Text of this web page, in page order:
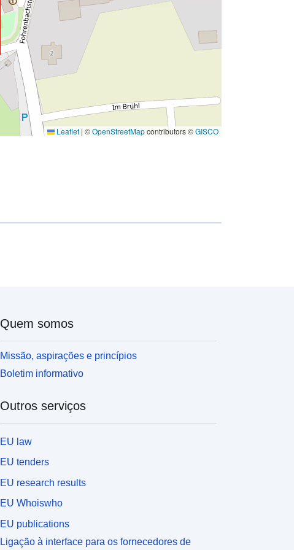
Leaflet | ©OpenStreetMapcontributors ©GISCO
Quem somos
Missão, aspirações e princípios
Boletim informativo
Outros serviços
EU law
EU tenders
EU research results
EU Whoiswho
EU publications
Ligação à interface para os fornecedores de